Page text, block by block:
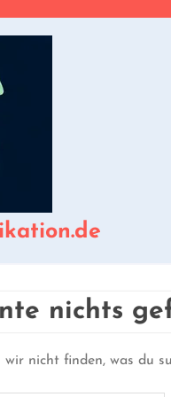
nichts
wir nicht finden, was du